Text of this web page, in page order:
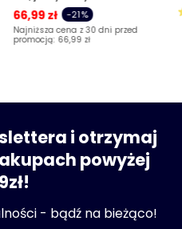
66,99 zł -21%
Najniższa cena z 30 dni przed
promocją: 66,99 zł
i otrzymaj
powyżej
- bądź na bieżąco!